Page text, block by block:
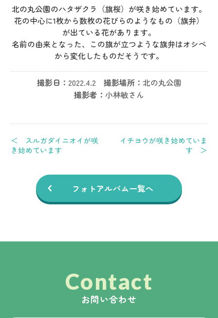
北の丸公園のハタザクラ（旗桜）が咲き始めています。
花の中心に1枚から数枚の花びらのようなもの（旗弁）
が出ている花があります。
名前の由来となった、この旗が立つような旗弁はオシベ
から変化したものだそうです。
撮影日： 2022.4.2 撮影場所： 北の丸公園
撮影者： 小林敏さん
＜ スルガダイニオイが咲
き始めています
イチヨウが咲き始めていま
す ＞
フォトアルバム一覧へ
Contact
お問い合わせ